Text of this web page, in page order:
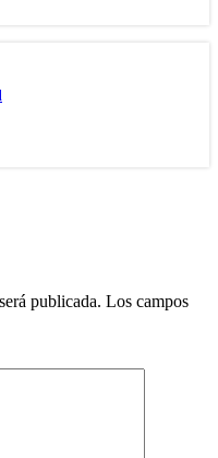
publicada. Los campos